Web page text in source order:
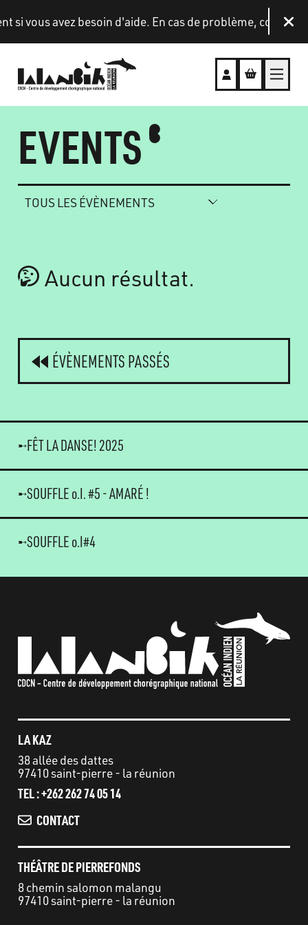
vous avez besoin d'aide. En cas de problème,
EVENTS
Aucun résultat.
ÉVÈNEMENTS PASSÉS
FÊT LA DANSE! 2025
SOUFFLE o.I. #5 - AMARÉ !
SOUFFLE o.I#4
LA KAZ
38 allée des dattes
97410 saint-pierre - la réunion
TEL : +262 262 74 05 14
CONTACT
THÉÂTRE DE PIERREFONDS
8 chemin salomon malangu
97410 saint-pierre - la réunion